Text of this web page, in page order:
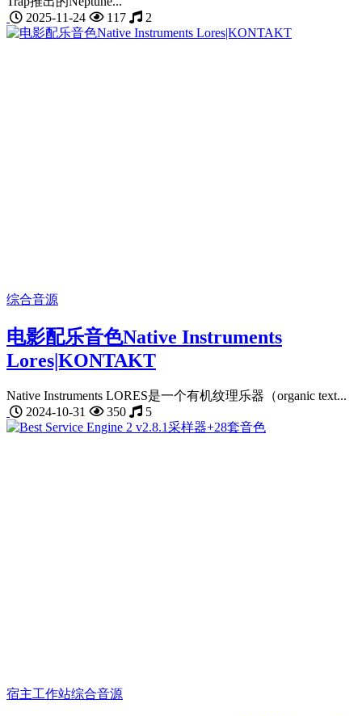
2025-11-24
117 2
综合音源
电影配乐音色Native Instruments
Lores|KONTAKT
Native Instruments LORES是一个有机纹理乐器（organic text...
2024-10-31
350 5
宿主工作站综合音源